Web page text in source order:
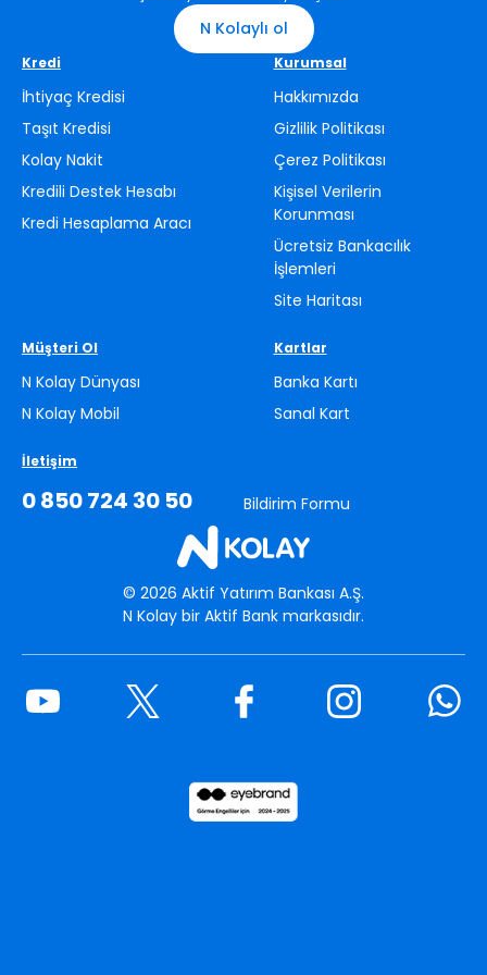
© 2026 Aktif Yatırım Bankası A.Ş.
N Kolay bir Aktif Bank markasıdır.
Youtube Twitter Facebook Instagram
Kredi
İhtiyaç Kredisi
Taşıt Kredisi
Kolay Nakit
Kredili Destek Hesabı
Kredi Hesaplama Aracı
Kurumsal
Hakkımızda
Gizlilik Politikası
Çerez Politikası
Kişisel Verilerin
Korunması
Ücretsiz Bankacılık
İşlemleri
Site Haritası
Müşteri Ol
N Kolay Dünyası
N Kolay Mobil
Kartlar
Banka Kartı
Sanal Kart
İletişim
0 850 724 30 50 Bildirim Formu
N Kolaylı ol